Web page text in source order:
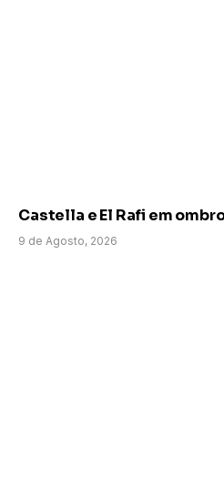
Castella e El Rafi em
9 de Agosto, 2026